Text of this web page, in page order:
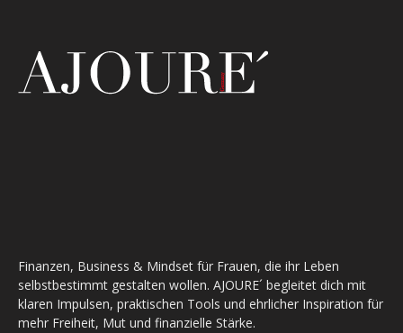
Finanzen, Business & Mindset für Frauen, die ihr Leben
selbstbestimmt gestalten wollen. AJOURE´ begleitet dich mit
klaren Impulsen, praktischen Tools und ehrlicher Inspiration für
mehr Freiheit, Mut und finanzielle Stärke.